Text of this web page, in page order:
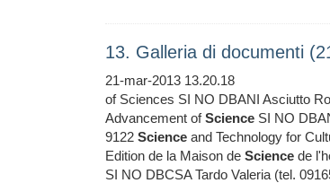
13. Galleria di documenti
21-mar-2013 13.20.18
of Sciences SI NO DBANI Asciutto
Advancement ofScience SI NO
9122 Science and Technology for
Edition de la Maison de Science de
SI NO DBCSA Tardo Valeria (tel.